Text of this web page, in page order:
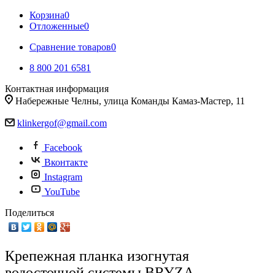
Корзина0
Отложенные0
Сравнение товаров0
8 800 201 6581
Контактная информация
Набережные Челны, улица Команды Камаз-Мастер, 11
klinkergof@gmail.com
Facebook
Вконтакте
Instagram
YouTube
Поделиться
Крепежная планка изогнутая